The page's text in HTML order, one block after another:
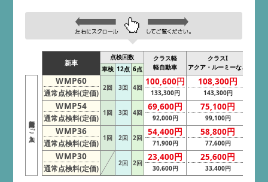
新車
点検回数
クラス軽
軽自動車
クラスI
アクア・ルーミーなど
車検 12点 6点
新車購入時にご加入
WMP60
通常点検料(定価)
2回 3回 4回
100,600円
133,300円
108,300円
143,300円
WMP54
通常点検料(定価)
1回 3回 4回
69,600円
92,000円
75,100円
99,100円
WMP36
通常点検料(定価)
1回 2回 2回
54,400円
71,900円
58,800円
77,600円
WMP30
通常点検料(定価)
2回 2回
23,400円
30,600円
25,600円
33,400円